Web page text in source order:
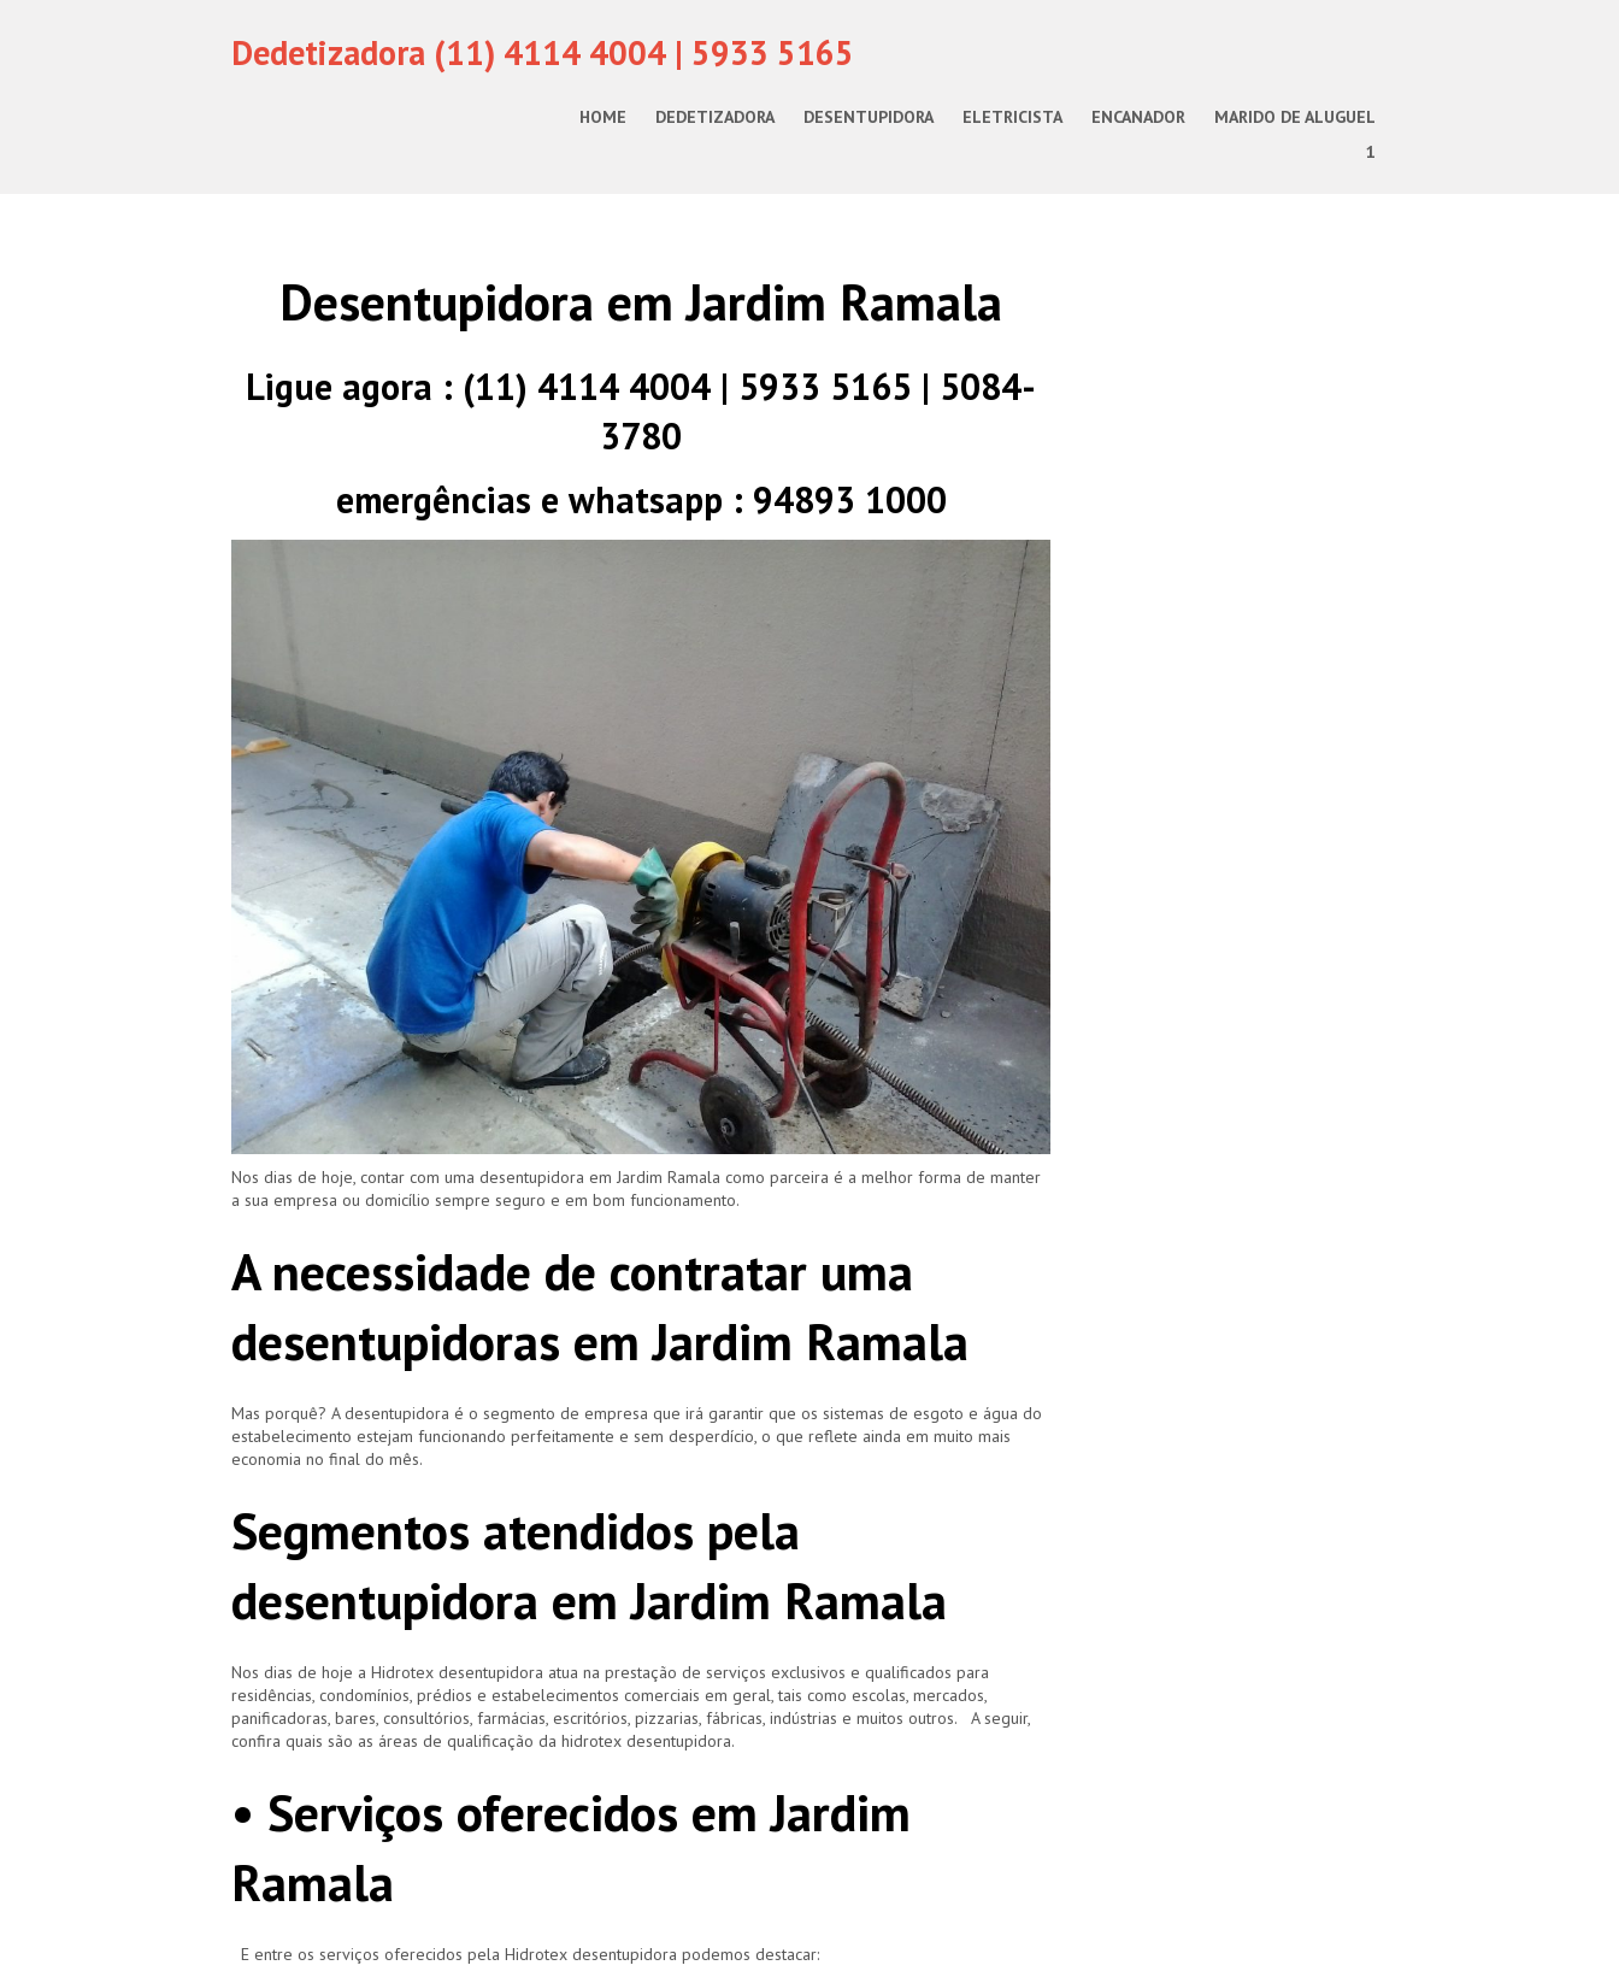
Dedetizadora (11) 4114 4004 | 5933 5165
HOME DEDETIZADORA DESENTUPIDORA ELETRICISTA ENCANADOR
MARIDO DE ALUGUEL
1
Desentupidora em Jardim Ramala
Ligue agora : (11) 4114 4004 | 5933 5165 | 5084-
3780
emergências e whatsapp : 94893 1000
Nos dias de hoje, contar com uma desentupidora em Jardim Ramala como parceira é a melhor forma de manter
a sua empresa ou domicílio sempre seguro e em bom funcionamento.
A necessidade de contratar uma
desentupidoras em Jardim Ramala
Mas porquê? A desentupidora é o segmento de empresa que irá garantir que os sistemas de esgoto e água do
estabelecimento estejam funcionando perfeitamente e sem desperdício, o que reflete ainda em muito mais
economia no final do mês.
Segmentos atendidos pela
desentupidora em Jardim Ramala
Nos dias de hoje a Hidrotex desentupidora atua na prestação de serviços exclusivos e qualificados para
residências, condomínios, prédios e estabelecimentos comerciais em geral, tais como escolas, mercados,
panificadoras, bares, consultórios, farmácias, escritórios, pizzarias, fábricas, indústrias e muitos outros. A seguir,
confira quais são as áreas de qualificação da hidrotex desentupidora.
• Serviços oferecidos em Jardim
Ramala
E entre os serviços oferecidos pela Hidrotex desentupidora podemos destacar: